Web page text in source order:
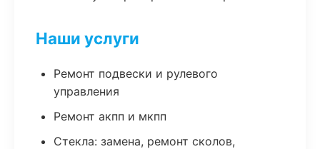
Наши услуги
Ремонт подвески и рулевого
управления
Ремонт акпп и мкпп
Стекла: замена, ремонт сколов,